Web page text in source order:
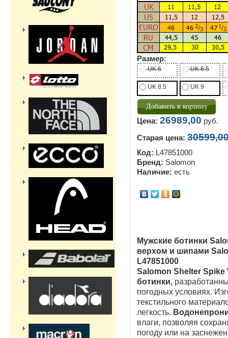
Размер:
UK 6 UK 6.5
UK 8.5 UK 9
Цена: 26989,00 руб.
Старая цена:
Код: L47851000
Бренд: Salomon
Наличие: есть
Мужские ботинки
верхом и шипами
L47851000
Salomon Shelter Spike
ботинки,
погодных условиях.
текстильного
легкость.
влаги, позволяя
погоду или на